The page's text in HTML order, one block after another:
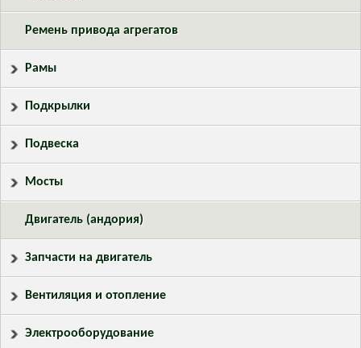
Ремень привода агрегатов
Рамы
Подкрылки
Подвеска
Мосты
Двигатель (андория)
Запчасти на двигатель
Вентиляция и отопление
Электрооборудование